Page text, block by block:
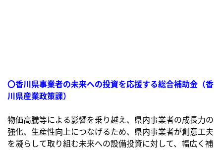
〇香川県事業者の未来への投資を応援する総合補助金（香
川県産業政策課）
物価高騰等による影響を乗り越え、県内事業者の成長力の
強化、生産性向上につなげるため、県内事業者が創意工夫
を凝らして取り組む未来への設備投資に対して、幅広く補